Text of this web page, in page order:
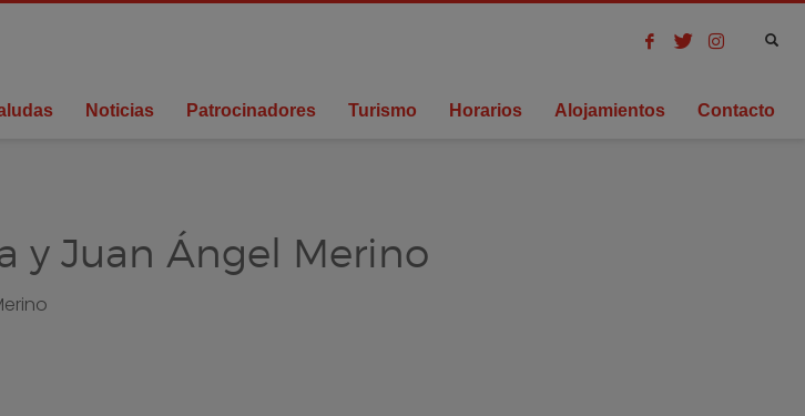
Noticias Patrocinadores Turismo Horarios Alojamientos Contacto
y Juan Ángel Merino